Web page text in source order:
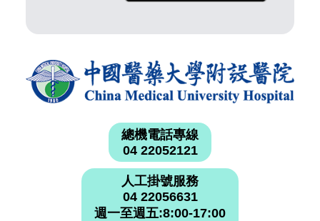
總機電話專線
04 22052121
人工掛號服務
04 22056631
週一至週五:8:00-17:00